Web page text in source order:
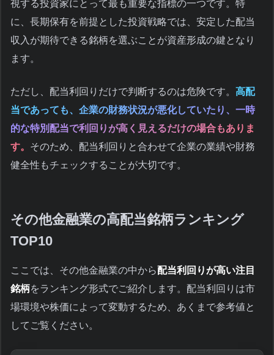
視する投資家にとって最も重要な指標の一つです。特
に、長期保有を前提とした投資戦略では、安定した配当
収入が期待できる銘柄を選ぶことが資産形成の鍵となり
ます。
ただし、配当利回りだけで判断するのは危険です。 高配
当であっても、企業の財務状況が悪化していたり、一時
的な特別配当で利回りが高く見えるだけの場合もありま
す。 そのため、配当利回りと合わせて企業の業績や財務
健全性もチェックすることが大切です。
その他金融業の高配当銘柄ランキング
TOP10
ここでは、その他金融業の中から配当利回りが高い注目
銘柄をランキング形式でご紹介します。配当利回りは市
場環境や株価によって変動するため、あくまで参考値と
してご覧ください。